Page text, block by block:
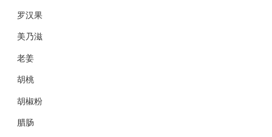
罗汉果
美乃滋
老姜
胡桃
胡椒粉
腊肠